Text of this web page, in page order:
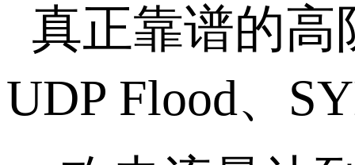
真正靠谱的高
UDP Flood、